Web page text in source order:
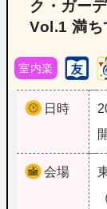
ク・ガー
Vol.1 満ち
室内楽
日時
会場